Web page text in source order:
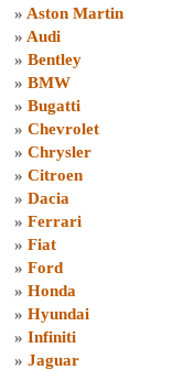
» Aston Martin
» Audi
» Bentley
» BMW
» Bugatti
» Chevrolet
» Chrysler
» Citroen
» Dacia
» Ferrari
» Fiat
» Ford
» Honda
» Hyundai
» Infiniti
» Jaguar